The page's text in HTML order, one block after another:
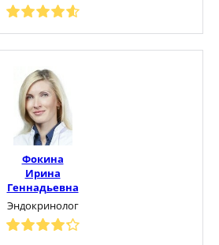
Фокина
Ирина
Геннадьевна
Эндокринолог